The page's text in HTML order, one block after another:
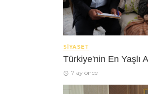
SIYASET
Türkiye'nin En Yaşlı
7 ay önce